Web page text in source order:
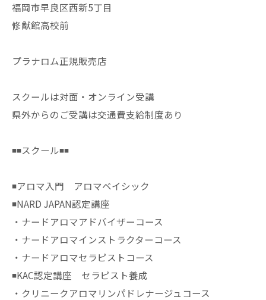
福岡市早良区西新5丁目
修猷館高校前
プラナロム正規販売店
スクールは対面・オンライン受講
県外からのご受講は交通費支給制度あり
◾️◾️スクール◾️◾️
◾️アロマ入門 アロマベイシック
◾️NARD JAPAN認定講座
・ナードアロマアドバイザーコース
・ナードアロマインストラクターコース
・ナードアロマセラピストコース
◾️KAC認定講座 セラピスト養成
・クリニークアロマリンパドレナージュコース